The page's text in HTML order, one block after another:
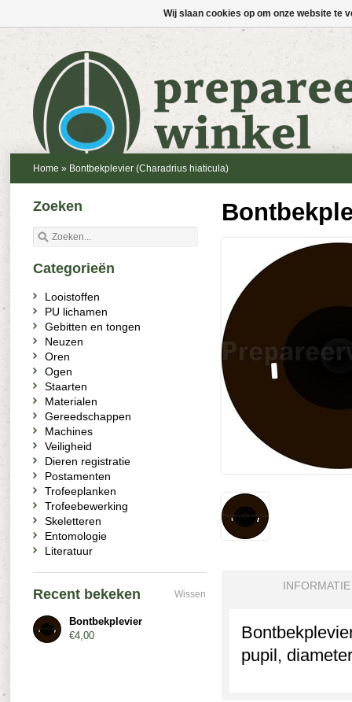
Home » Bontbekplevier (Charadrius hiaticula)
INFORMATIE
pupil,
Zoeken
Categorieën
Looistoffen
PU lichamen
Gebitten en tongen
Neuzen
Oren
Ogen
Staarten
Materialen
Gereedschappen
Machines
Veiligheid
Dieren registratie
Postamenten
Trofeeplanken
Trofeebewerking
Skeletteren
Entomologie
Literatuur
Recent bekeken Wissen
Bontbekplevier
€4,00
Wij slaan cookies op om onze website te